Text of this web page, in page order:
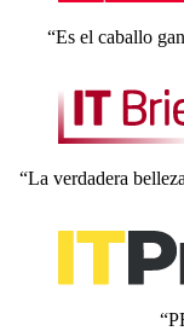
“Es el caballo
“La verdadera